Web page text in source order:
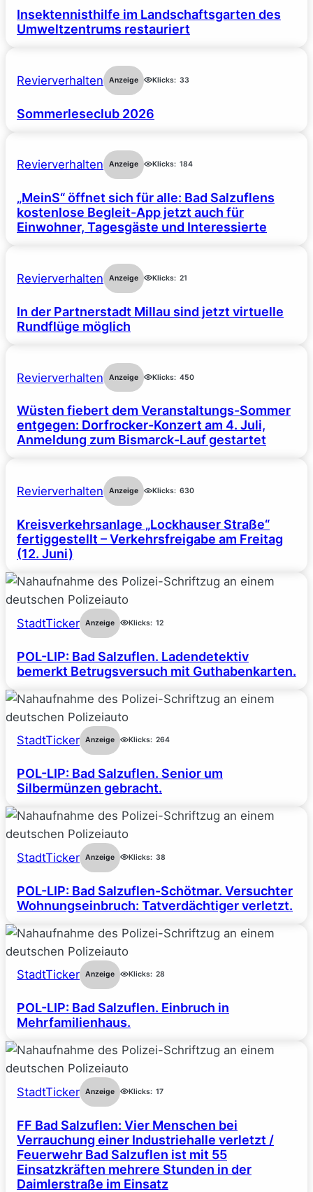
Insektennisthilfe im Landschaftsgarten des
Umweltzentrums restauriert
Revierverhalten Anzeige Klicks: 33
Sommerleseclub 2026
Revierverhalten Anzeige Klicks: 184
„MeinS“ öffnet sich für alle: Bad Salzuflens
kostenlose Begleit-App jetzt auch für
Einwohner, Tagesgäste und Interessierte
Revierverhalten Anzeige Klicks: 21
In der Partnerstadt Millau sind jetzt virtuelle
Rundflüge möglich
Revierverhalten Anzeige Klicks: 450
Wüsten fiebert dem Veranstaltungs-Sommer
entgegen: Dorfrocker-Konzert am 4. Juli,
Anmeldung zum Bismarck-Lauf gestartet
Revierverhalten Anzeige Klicks: 630
Kreisverkehrsanlage „Lockhauser Straße“
fertiggestellt – Verkehrsfreigabe am Freitag
(12. Juni)
StadtTicker Anzeige Klicks: 12
POL-LIP: Bad Salzuflen. Ladendetektiv
bemerkt Betrugsversuch mit Guthabenkarten.
StadtTicker Anzeige Klicks: 264
POL-LIP: Bad Salzuflen. Senior um
Silbermünzen gebracht.
StadtTicker Anzeige Klicks: 38
POL-LIP: Bad Salzuflen-Schötmar. Versuchter
Wohnungseinbruch: Tatverdächtiger verletzt.
StadtTicker Anzeige Klicks: 28
POL-LIP: Bad Salzuflen. Einbruch in
Mehrfamilienhaus.
StadtTicker Anzeige Klicks: 17
FF Bad Salzuflen: Vier Menschen bei
Verrauchung einer Industriehalle verletzt /
Feuerwehr Bad Salzuflen ist mit 55
Einsatzkräften mehrere Stunden in der
Daimlerstraße im Einsatz